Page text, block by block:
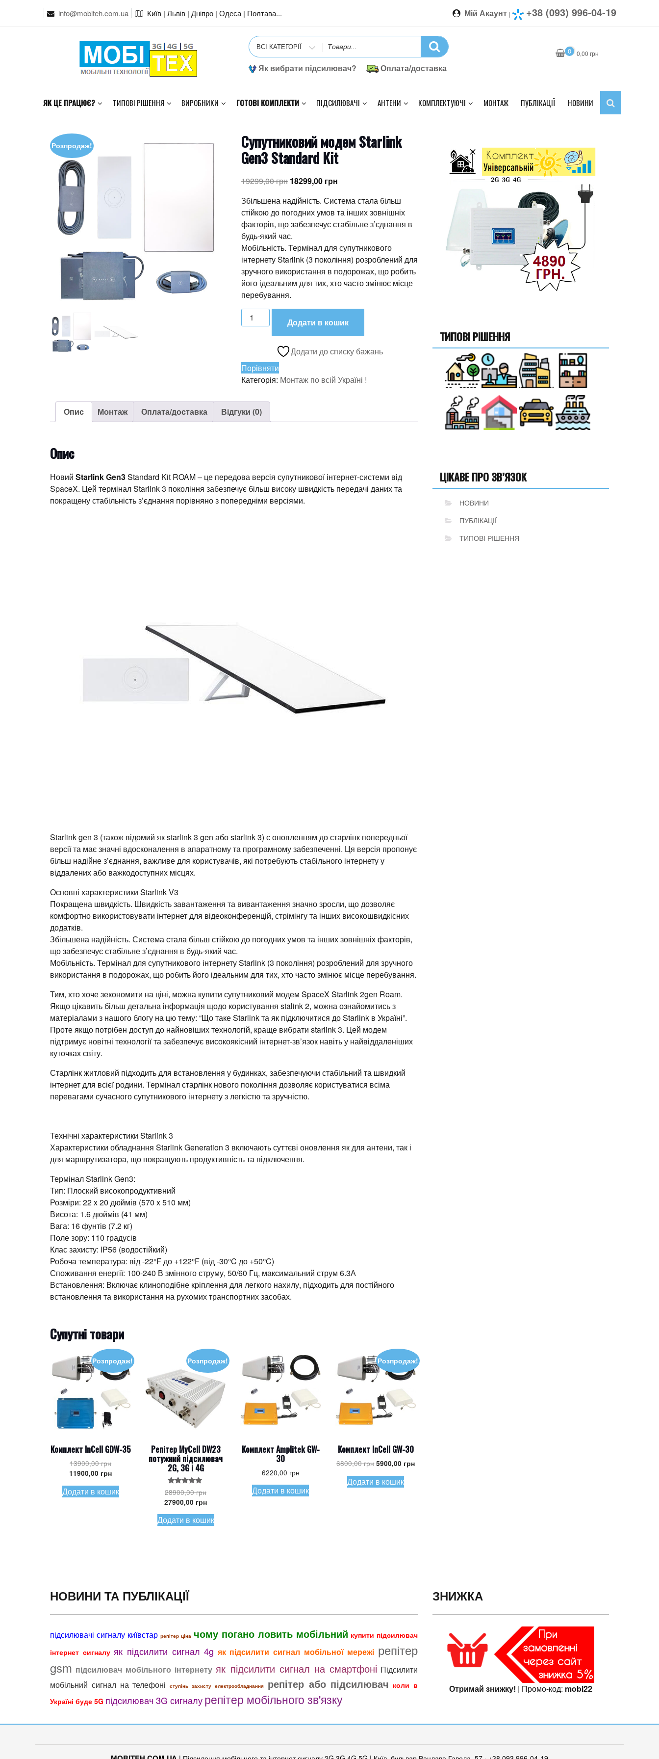
info@mobiteh.com.ua Київ | Львів | Дніпро | Одеса | Полтава... Мій Акаунт | +38 (093) 996-04-19
Search
for
Як вибрати підсилювач?
Оплата/доставка
0 0,00грн
ЯК ЦЕ ПРАЦЮЄ? ТИПОВІ РІШЕННЯ ВИРОБНИКИ ГОТОВІ КОМПЛЕКТИ ПІДСИЛЮВАЧІ АНТЕНИ КОМПЛЕКТУЮЧІ МОНТАЖ ПУБЛІКАЦІЇ НОВИНИ
Розпродаж!
Супутниковий модем Starlink
Gen3 Standard Kit
19299,00грн Оригінальна
19299,00 грн.
18299,00 грн
18299,00 грн.
Збільшена надійність. Система стала більш
стійкою до погодних умов та інших зовнішніх
факторів, що забезпечує стабільне з’єднання в
будь-який час.
Мобільність. Термінал для супутникового
інтернету Starlink (3 покоління) розроблений для
зручного використання в подорожах, що робить
його ідеальним для тих, хто часто змінює місце
перебування.
Супутниковий
модем
Standard
Kit
кількість
Додати в кошик
Додати до списку бажань
Порівняти
Категорія: Монтаж по всій Україні !
Опис Монтаж Оплата/доставка Відгуки (0)
Опис
Новий Starlink Gen3Standard Kit ROAM – це передова версія супутникової інтернет-системи від
SpaceX. Цей термінал Starlink 3 покоління забезпечує більш високу швидкість передачі даних та
покращену стабільність з’єднання порівняно з попередніми версіями.
Starlink gen 3 (також відомий як starlink 3 gen або starlink 3) є оновленням до старлінк попередньої
версії та має значні вдосконалення в апаратному та програмному забезпеченні. Ця версія пропонує
більш надійне з’єднання, важливе для користувачів, які потребують стабільного інтернету у
віддалених або важкодоступних місцях.
Основні характеристики Starlink V3
Покращена швидкість. Швидкість завантаження та вивантаження значно зросли, що дозволяє
комфортно використовувати інтернет для відеоконференцій, стрімінгу та інших високошвидкісних
додатків.
Збільшена надійність. Система стала більш стійкою до погодних умов та інших зовнішніх факторів,
що забезпечує стабільне з’єднання в будь-який час.
Мобільність. Термінал для супутникового інтернету Starlink (3 покоління) розроблений для зручного
використання в подорожах, що робить його ідеальним для тих, хто часто змінює місце перебування.
Тим, хто хоче зекономити на ціні, можна купити супутниковий модем SpaceX Starlink 2gen Roam.
Якщо цікавить більш детальна інформація щодо користування stalink 2, можна ознайомитись з
матеріалами з нашого блогу на цю тему: “Що таке Starlink та як підключитися до Starlink в Україні”.
Проте якщо потрібен доступ до найновіших технологій, краще вибрати starlink 3. Цей модем
підтримує новітні технології та забезпечує високоякісний інтернет-зв’язок навіть у найвіддаленіших
куточках світу.
Старлінк житловий підходить для встановлення у будинках, забезпечуючи стабільний та швидкий
інтернет для всієї родини. Термінал старлінк нового покоління дозволяє користуватися всіма
перевагами сучасного супутникового інтернету з легкістю та зручністю.
Технічні характеристики Starlink 3
Характеристики обладнання Starlink Generation 3 включають суттєві оновлення як для антени, так і
для маршрутизатора, що покращують продуктивність та підключення.
Термінал Starlink Gen3:
Тип: Плоский високопродуктивний
Розміри: 22 x 20 дюймів (570 x 510 мм)
Висота: 1.6 дюймів (41 мм)
Вага: 16 фунтів (7.2 кг)
Поле зору: 110 градусів
Клас захисту: IP56 (водостійкий)
Робоча температура: від -22°F до +122°F (від -30°C до +50°C)
Споживання енергії: 100-240 В змінного струму, 50/60 Гц, максимальний струм 6.3А
Встановлення: Включає клиноподібне кріплення для легкого нахилу, підходить для постійного
встановлення та використання на рухомих транспортних засобах.
Супутні товари
Розпродаж!
Комплект InCell GDW-35
13900,00грнОригінальна
ціна:
11900,00 грнПоточна
11900,00 грн.
Додати в кошик
Розпродаж!
Репітер MyCell DW23
потужний підсилювач
2G, 3G і 4G
Оцінено в
5.00
з 5
28900,00грнОригінальна
ціна:
27900,00 грнПоточна
27900,00 грн.
Додати в кошик
Комплект Amplitek GW-
30
6220,00 грн
Додати в кошик
Розпродаж!
Комплект InCell GW-30
6800,00грнОригінальна
6800,00 грн.
5900,00 грнПоточна
Додати в кошик
ТИПОВІ РІШЕННЯ
ЦІКАВЕ ПРО ЗВ’ЯЗОК
НОВИНИ
ПУБЛІКАЦІЇ
ТИПОВІ РІШЕННЯ
НОВИНИ ТА ПУБЛІКАЦІЇ
підсилювачі сигналу київстар репітер ціна чому погано ловить мобільний купити підсилювач
інтернет сигналу як підсилити сигнал 4g як підсилити сигнал мобільної мережі репітер
gsm підсилювач мобільного інтернету як підсилити сигнал на смартфоні Підсилити
мобільний сигнал на телефоні
ступінь захисту електрообладнання репітер або підсилювач коли в
Україні буде 5G підсилювач 3G сигналурепітер мобільного зв'язку
ЗНИЖКА
Отримай знижку! | Промо-код: mobi22